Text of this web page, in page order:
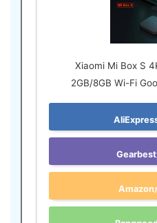
Xiaomi Mi Box S
2GB/8GB Wi-Fi
Amazon